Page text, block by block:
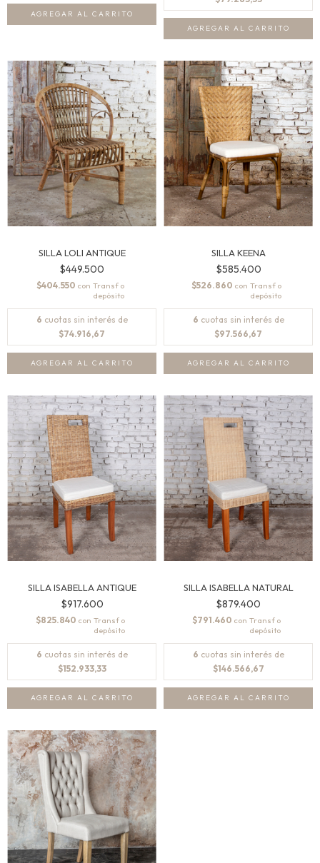
SILLA LOLI ANTIQUE
$449.500
$404.550 con
6 cuotas sin interés de
$74.916,67
SILLA KEENA
$585.400
$526.860 con
6 cuotas sin interés de
$97.566,67
SILLA ISABELLA ANTIQUE
$917.600
$825.840 con
6 cuotas sin interés de
$152.933,33
SILLA ISABELLA NATURAL
$879.400
$791.460 con
6 cuotas sin interés de
$146.566,67